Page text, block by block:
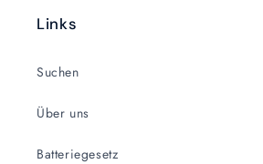
Links
Suchen
Über uns
Batteriegesetz